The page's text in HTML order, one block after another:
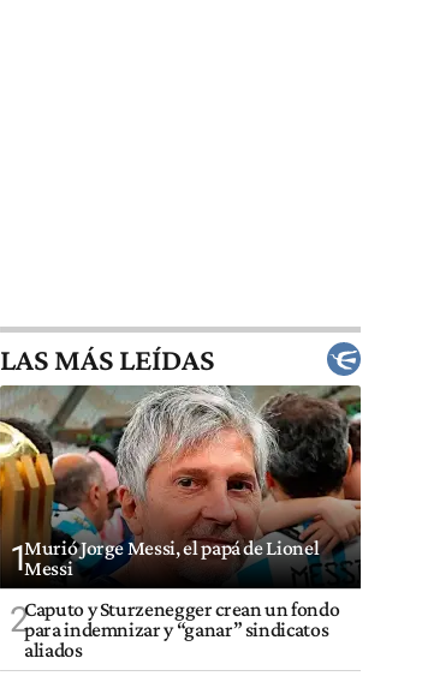
LAS MÁS LEÍDAS
1Murió Jorge Messi, el papá de Lionel
Messi
2Caputo y Sturzenegger crean un fondo
para indemnizar y “ganar” sindicatos
aliados